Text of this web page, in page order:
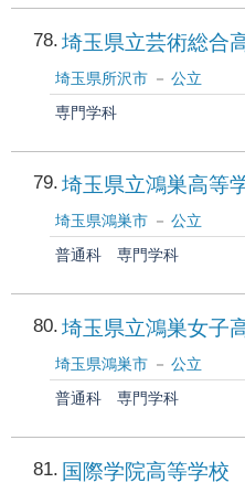
78 埼玉県立芸術総合
埼玉県所沢市
公立
専門学科
79 埼玉県立鴻巣高等
埼玉県鴻巣市
公立
普通科
専門学科
80 埼玉県立鴻巣女子
埼玉県鴻巣市
公立
普通科
専門学科
81 国際学院高等学校